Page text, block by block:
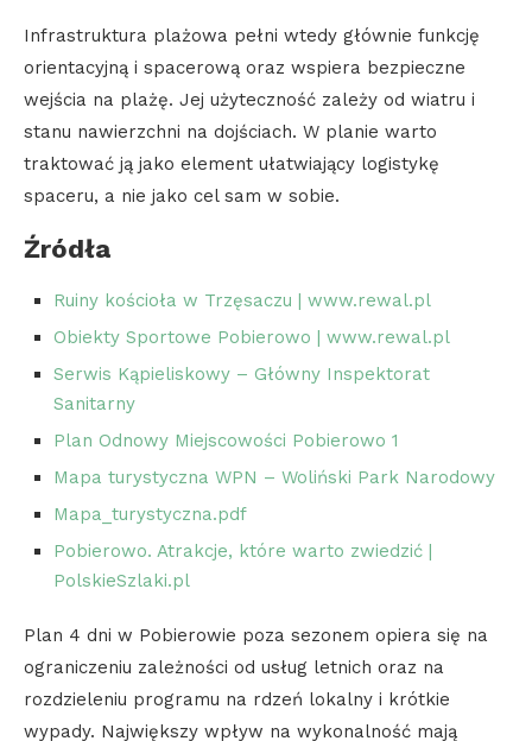
Infrastruktura plażowa pełni wtedy głównie funkcję
orientacyjną i spacerową oraz wspiera bezpieczne
wejścia na plażę. Jej użyteczność zależy od wiatru i
stanu nawierzchni na dojściach. W planie warto
traktować ją jako element ułatwiający logistykę
spaceru, a nie jako cel sam w sobie.
Źródła
Ruiny kościoła w Trzęsaczu | www.rewal.pl
Obiekty Sportowe Pobierowo | www.rewal.pl
Serwis Kąpieliskowy – Główny Inspektorat
Sanitarny
Plan Odnowy Miejscowości Pobierowo 1
Mapa turystyczna WPN – Woliński Park Narodowy
Mapa_turystyczna.pdf
Pobierowo. Atrakcje, które warto zwiedzić |
PolskieSzlaki.pl
Plan 4 dni w Pobierowie poza sezonem opiera się na
ograniczeniu zależności od usług letnich oraz na
rozdzieleniu programu na rdzeń lokalny i krótkie
wypady. Największy wpływ na wykonalność mają